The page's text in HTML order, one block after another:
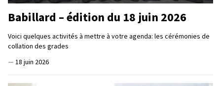
Babillard – édition du 18 juin 2026
Voici quelques activités à mettre à votre agenda: les cérémonies de
collation des grades
— 18 juin 2026